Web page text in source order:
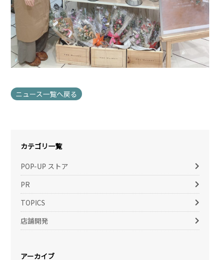
ニュース一覧へ戻る
カテゴリ一覧
POP-UP ストア
PR
TOPICS
店舗開発
アーカイブ